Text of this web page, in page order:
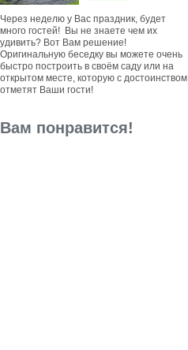
Через неделю у Вас праздник, будет
много гостей! Вы не знаете чем их
удивить? Вот Вам решение!
Оригинальную беседку вы можете очень
быстро построить в своём саду или на
открытом месте, которую с достоинством
отметят Ваши гости!
Вам понравится!